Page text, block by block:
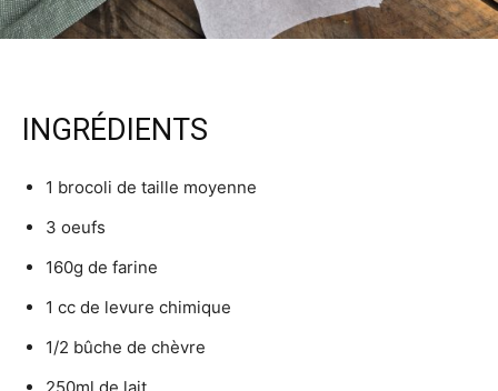
INGRÉDIENTS
1 brocoli de taille moyenne
3 oeufs
160g de farine
1 cc de levure chimique
1/2 bûche de chèvre
250ml de lait